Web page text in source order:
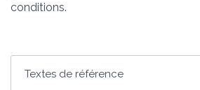
conditions.
Textes de référence